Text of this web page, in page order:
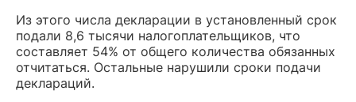
Из этого числа декларации в установленный срок
подали 8,6 тысячи налогоплательщиков, что
составляет 54% от общего количества обязанных
отчитаться. Остальные нарушили сроки подачи
деклараций.